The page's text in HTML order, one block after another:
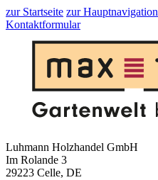
zur Startseite zur Hauptnavigation
Kontaktformular
Luhmann Holzhandel GmbH
Im Rolande 3
29223 Celle, DE